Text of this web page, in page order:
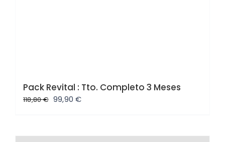
Pack Revital : Tto. Completo 3 Meses
118,80€ El
era:
99,90€El
es: